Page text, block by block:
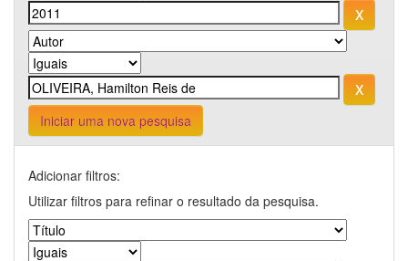
Iniciar uma nova pesquisa
Adicionar filtros:
Utilizar filtros para refinar o resultado da pesquisa.